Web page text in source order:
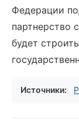
Федерации
партнерство
будет
Источники: